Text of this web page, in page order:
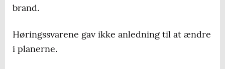
brand.
Høringssvarene gav ikke anledning til at ændre
i planerne.